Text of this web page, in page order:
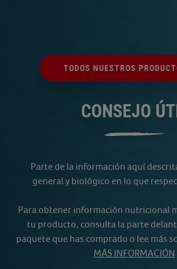
TODOS NUESTROS
CONSEJO
Parte de la información aquí
general y biológico en lo que
Para obtener información nutricional
tu producto, consulta la parte
paquete que has comprado o lee más
MÁS INFORMACIÓN